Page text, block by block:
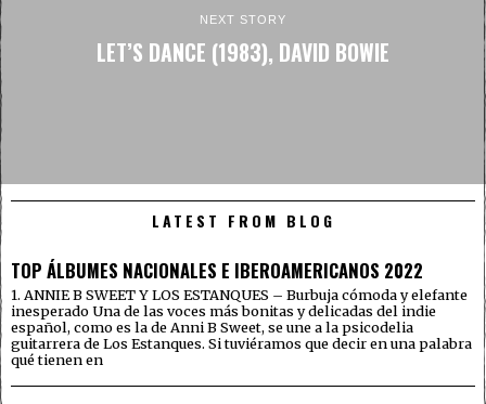
NEXT STORY
LET’S DANCE (1983), DAVID BOWIE
LATEST FROM BLOG
TOP ÁLBUMES NACIONALES E IBEROAMERICANOS 2022
1. ANNIE B SWEET Y LOS ESTANQUES – Burbuja cómoda y elefante
inesperado Una de las voces más bonitas y delicadas del indie
español, como es la de Anni B Sweet, se une a la psicodelia
guitarrera de Los Estanques. Si tuviéramos que decir en una palabra
qué tienen en